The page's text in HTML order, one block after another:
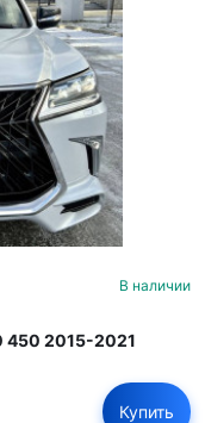
В наличии
450 2015-2021
Купить